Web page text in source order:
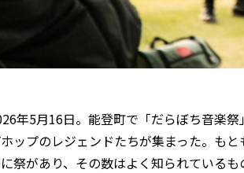
年5月16日。能登町で「だらぼち音楽
ップのレジェンドたちが集まった。も
祭があり、その数はよく知られている